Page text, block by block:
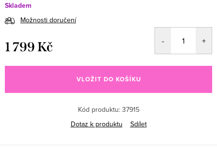
Skladem
Možnosti doručení
1 799 Kč
VLOŽIT DO KOŠÍKU
Kód produktu: 37915
Dotaz k produktu
Sdílet